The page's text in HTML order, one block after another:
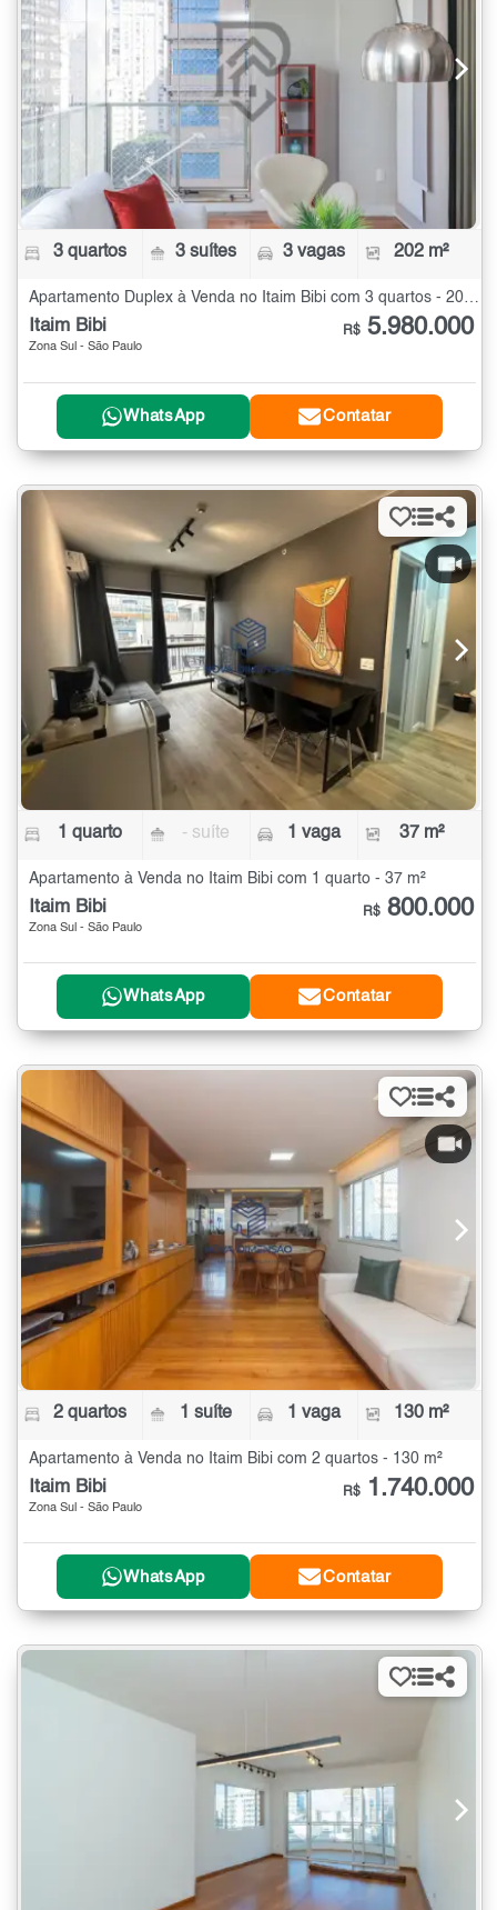
3 quartos 3 suítes 3 vagas 202 m²
Apartamento Duplex à Venda no Itaim Bibi com 3 quartos - 202 m²
Itaim Bibi
Zona Sul - São Paulo
R$ 5.980.000
WhatsApp Contatar
1 quarto - suíte 1 vaga 37 m²
Apartamento à Venda no Itaim Bibi com 1 quarto - 37 m²
Itaim Bibi
Zona Sul - São Paulo
R$ 800.000
WhatsApp Contatar
2 quartos 1 suíte 1 vaga 130 m²
Apartamento à Venda no Itaim Bibi com 2 quartos - 130 m²
Itaim Bibi
Zona Sul - São Paulo
R$ 1.740.000
WhatsApp Contatar